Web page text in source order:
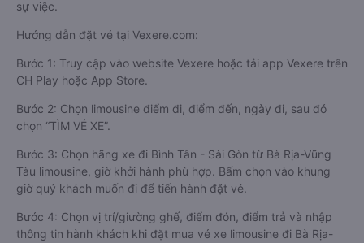
sự việc.
Hướng dẫn đặt vé tại Vexere.com:
Bước 1: Truy cập vào website Vexere hoặc tải app Vexere trên
CH Play hoặc App Store.
Bước 2: Chọn limousine điểm đi, điểm đến, ngày đi, sau đó
chọn “TÌM VÉ XE”.
Bước 3: Chọn hãng xe đi Bình Tân - Sài Gòn từ Bà Rịa-Vũng
Tàu limousine, giờ khởi hành phù hợp. Bấm chọn vào khung
giờ quý khách muốn đi để tiến hành đặt vé.
Bước 4: Chọn vị trí/giường ghế, điểm đón, điểm trả và nhập
thông tin hành khách khi đặt mua vé xe limousine đi Bà Rịa-